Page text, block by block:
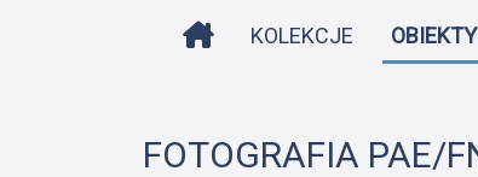
STRONA DOMOWA
KOLEKCJE OBIEKTY
FOTOGRAFIA PAE/